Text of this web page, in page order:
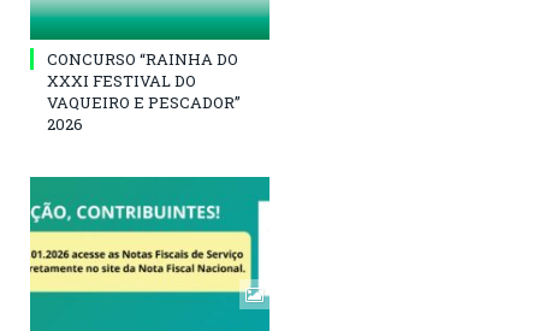
CONCURSO “RAINHA DO
XXXI FESTIVAL DO
VAQUEIRO E PESCADOR”
2026